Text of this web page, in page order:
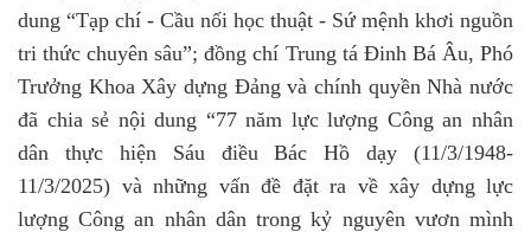
dung “Tạp chí - Cầu nối học thuật - Sứ mệnh khơi nguồn
tri thức chuyên sâu”; đồng chí Trung tá Đinh Bá Âu, Phó
Trưởng Khoa Xây dựng Đảng và chính quyền Nhà nước
đã chia sẻ nội dung “77 năm lực lượng Công an nhân
dân thực hiện Sáu điều Bác Hồ dạy (11/3/1948-
11/3/2025) và những vấn đề đặt ra về xây dựng lực
lượng Công an nhân dân trong kỷ nguyên vươn mình